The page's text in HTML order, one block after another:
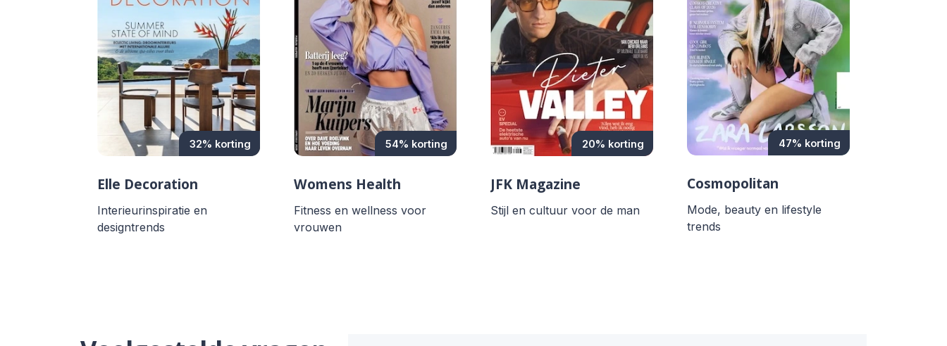
32% korting
Elle Decoration
Interieurinspiratie en
designtrends
54% korting
Womens Health
Fitness en wellness voor
vrouwen
20% korting
JFK Magazine
Stijl en cultuur voor de man
47% korting
Cosmopolitan
Mode, beauty en lifestyle
trends